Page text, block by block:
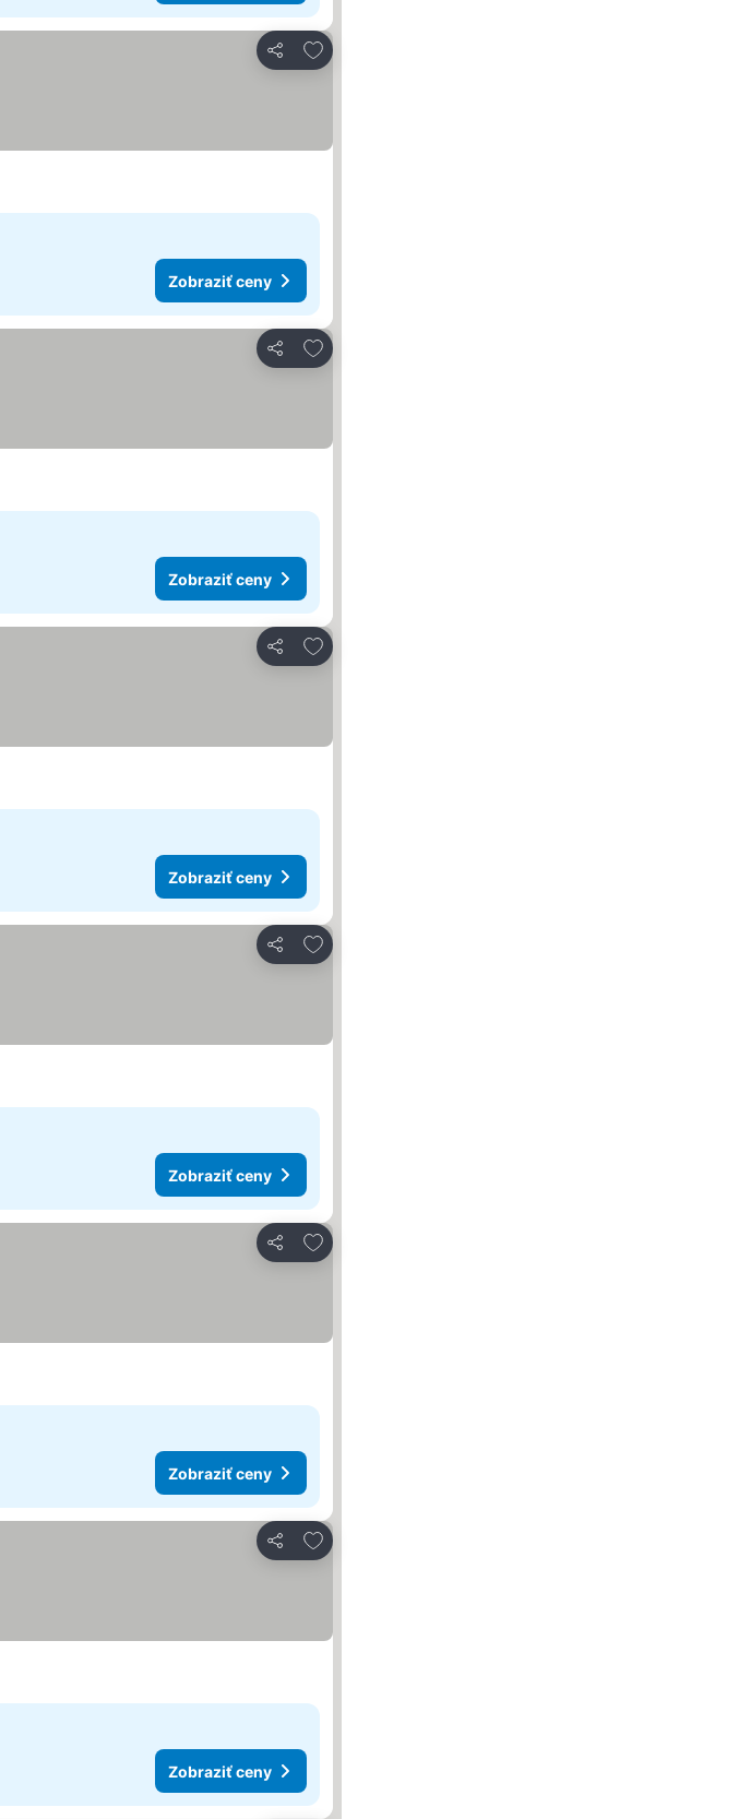
Zdieľať
Pridať do obľúbených
Zobraziť ceny
Zdieľať
Pridať do obľúbených
Zobraziť ceny
Zdieľať
Pridať do obľúbených
Zobraziť ceny
Zdieľať
Pridať do obľúbených
Zobraziť ceny
Zdieľať
Pridať do obľúbených
Zobraziť ceny
Zdieľať
Pridať do obľúbených
Zobraziť ceny